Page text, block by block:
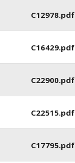
C12978.pdf
C16429.pdf
C22900.pdf
C22515.pdf
C17795.pdf